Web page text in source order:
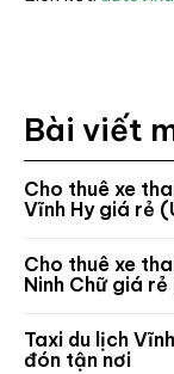
Bài viết
Cho thuê xe
Vĩnh Hy giá rẻ
Cho thuê xe
Ninh Chữ giá
Taxi du lịch
đón tận nơi